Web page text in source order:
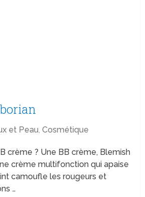
et Peau,Cosmétique
crème ? Une BB crème, Blemish
crème multifonction qui apaise
camoufle les rougeurs et
…